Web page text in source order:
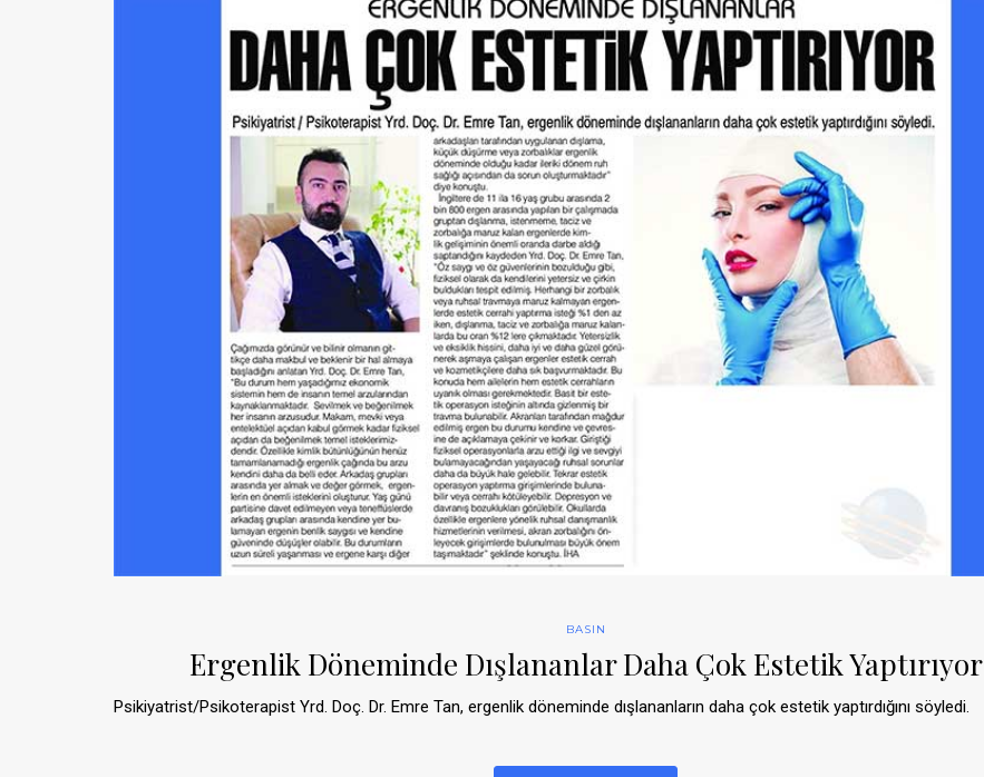
BASIN
Ergenlik Döneminde Dışlananlar Daha Çok Estetik Yaptırıyor
Psikiyatrist/Psikoterapist Yrd. Doç. Dr. Emre Tan, ergenlik döneminde dışlananların daha çok estetik yaptırdığını söyledi.